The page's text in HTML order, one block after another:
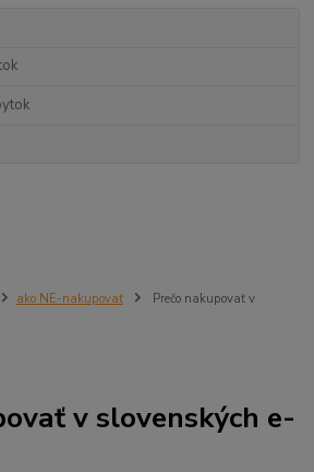
ako NE-nakupovať
Prečo nakupovať v
v slovenských e-